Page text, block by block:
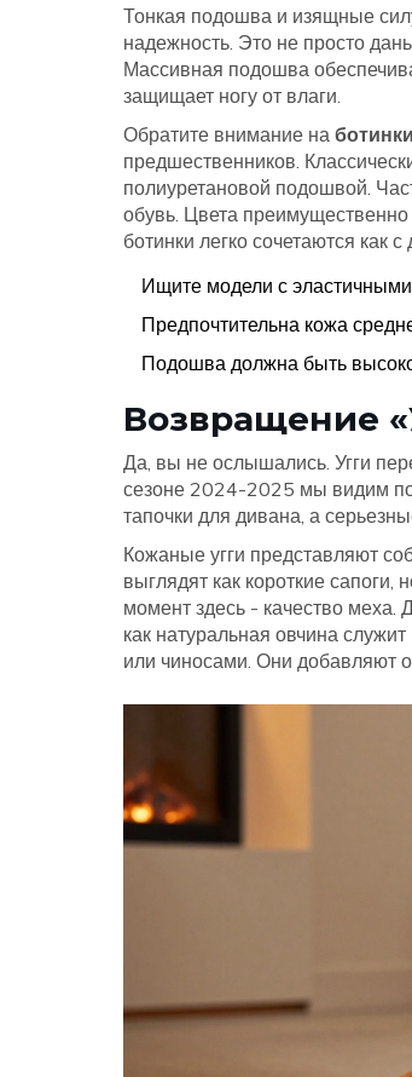
Тонкая подошва и изящные
надежность. Это не просто
Массивная подошва
защищает ногу от влаги.
Обратите внимание на
предшественников.
полиуретановой подошвой.
обувь. Цвета
ботинки легко сочетаются как
Ищите модели с эластичными
Предпочтительна кожа
Подошва должна быть
Возвращение
Да, вы не ослышались. Угги
сезоне 2024-2025 мы видим
тапочки для дивана, а
Кожаные угги представляют
выглядят как короткие
момент здесь - качество меха.
как натуральная овчина
или чиносами. Они добавляют